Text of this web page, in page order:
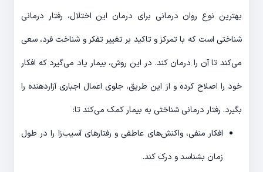
بهترین نوع روان درمانی برای درمان این اختلال، رفتار درمانی
شناختی است که با تمرکز و تاکید بر تغییر تفکر و شناخت فرد، سعی
می‌کند تا آن را درمان کند. در این روش، بیمار یاد می‌گیرد که افکار
خود را اصلاح کرده و از این طریق، جلوی اعمال اجباری آزاردهنده را
بگیرد. رفتار درمانی شناختی به بیمار کمک می‌کند تا:
افکار منفی، واکنش‌های عاطفی و رفتارهای آسیب‌زا را در طول
زمان بشناسد و درک کند.